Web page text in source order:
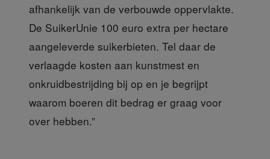
afhankelijk van de verbouwde oppervlakte.
De SuikerUnie 100 euro extra per hectare
aangeleverde suikerbieten. Tel daar de
verlaagde kosten aan kunstmest en
onkruidbestrijding bij op en je begrijpt
waarom boeren dit bedrag er graag voor
over hebben.”